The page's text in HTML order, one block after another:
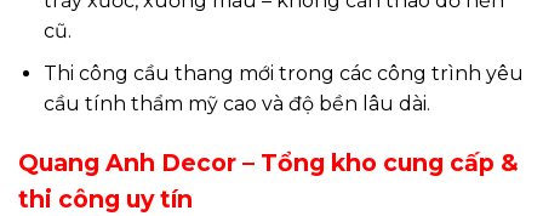
cũ.
Thi công cầu thang mới trong các công trình yêu
cầu tính thẩm mỹ cao và độ bền lâu dài.
Quang Anh Decor – Tổng kho cung cấp &
thi công uy tín